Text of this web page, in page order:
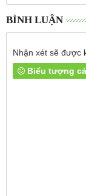
BÌNH LUẬN
Nhận xét sẽ được
Biểu tượng